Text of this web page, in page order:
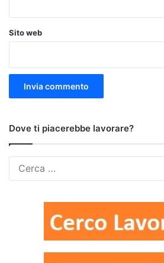
Sito web
Dove ti piacerebbe lavorare?